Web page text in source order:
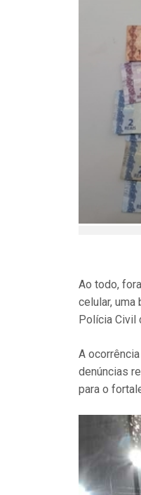
Ao todo,
celular,
Polícia Civil
A
denúncias
para o